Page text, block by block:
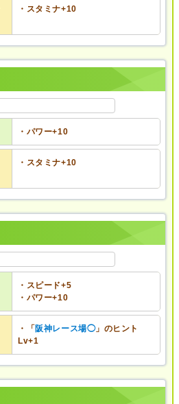
・スタミナ+10
・パワー+10
・スタミナ+10
・スピード+5
・パワー+10
・「阪神レース場◯」のヒント
Lv+1